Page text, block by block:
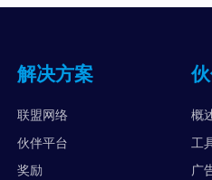
解决方案
联盟网络
伙伴平台
奖励
概
工
广